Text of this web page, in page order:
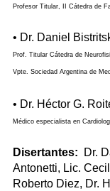
Profesor Titular, II Cátedra de
• Dr. Daniel
Prof. Titular Cátedra de
Vpte. Sociedad Argentina de
• Dr. Héctor G.
Médico especialista en
Disertantes:
Dr.
Antonetti, Lic.
Roberto Diez, Dr.